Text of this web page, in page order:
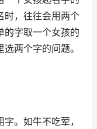
时，往往会用两个
的字取一个女孩的
两个字的问题。
。如牛不吃荤，